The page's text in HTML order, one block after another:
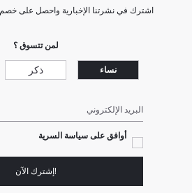
اشترك في نشرتنا الإخبارية واحصل على خصم 10٪ على تسوقك الأول!
لمن تتسوق ؟
نساء ذكر
البريد الإلكتروني
أوافق على سياسة السرية
!إشترك الآن